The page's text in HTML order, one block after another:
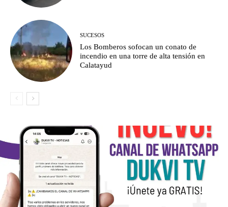
SUCESOS
Los Bomberos sofocan un conato de
incendio en una torre de alta tensión en
Calatayud